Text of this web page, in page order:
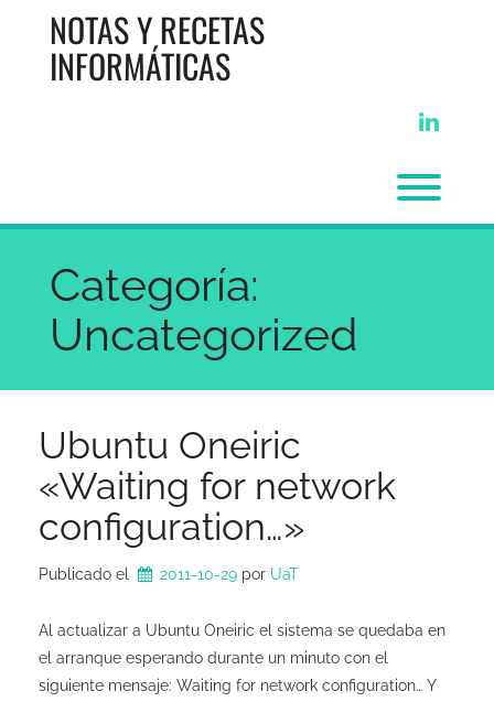
contenidoNOTAS Y RECETAS
INFORMÁTICAS
Categoría:
Uncategorized
Ubuntu Oneiric
«Waiting for network
configuration…»
Publicado el 2011-10-29 por UaT
Al actualizar a Ubuntu Oneiric el sistema se quedaba en
el arranque esperando durante un minuto con el
siguiente mensaje: Waiting for network configuration… Y